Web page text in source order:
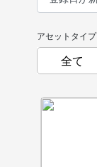
アセットタイプ
全て